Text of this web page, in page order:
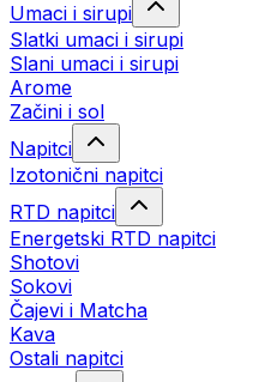
Umaci i sirupi
Slatki umaci i sirupi
Slani umaci i sirupi
Arome
Začini i sol
Napitci
Izotonični napitci
RTD napitci
Energetski RTD napitci
Shotovi
Sokovi
Čajevi i Matcha
Kava
Ostali napitci